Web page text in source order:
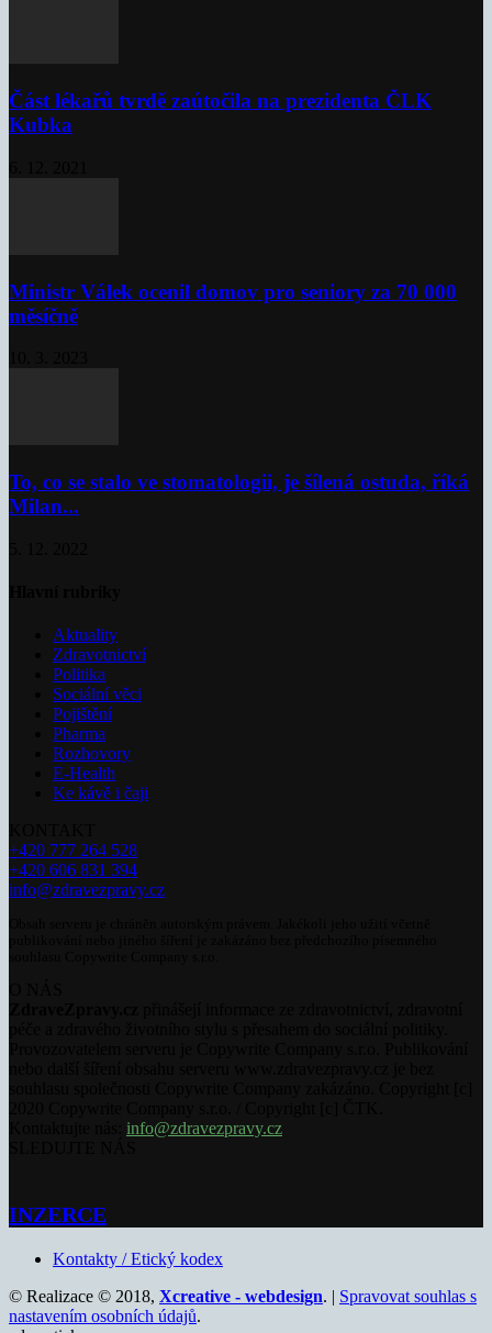
Část lékařů tvrdě zaútočila na prezidenta ČLK
Kubka
Ministr Válek ocenil domov pro seniory za 70 000
měsíčně
To, co se stalo ve stomatologii, je šílená ostuda, říká
Milan...
Aktuality
Zdravotnictví
Politika
Sociální věci
Pojištění
Pharma
Rozhovory
E-Health
Ke kávě i čaji
+420 777 264 528
+420 606 831 394
info@zdravezpravy.cz
info@zdravezpravy.cz
INZERCE
Kontakty / Etický kodex
© Realizace © 2018, Xcreative - webdesign. | Spravovat souhlas s
nastavením osobních údajů.